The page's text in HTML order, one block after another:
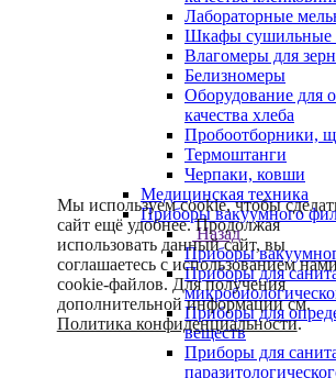
Лабораторные
Шкафы сушильные
Влагомеры для
Белизномеры
Оборудование для
качества хлеба
Пробоотборники,
Термоштанги
Черпаки, ковши
Медицинская техника
Приборы вакуумного
Назад
Приборы
Приборы для
Приборы для
веществ
Приборы для
Мы используем cookie, чтобы
сайт ещё удобнее. Продолжая
использовать данный сайт, вы
соглашаетесь с использованием
cookie-файлов. Для получения
дополнительной информации см.
Политика конфиденциальности.